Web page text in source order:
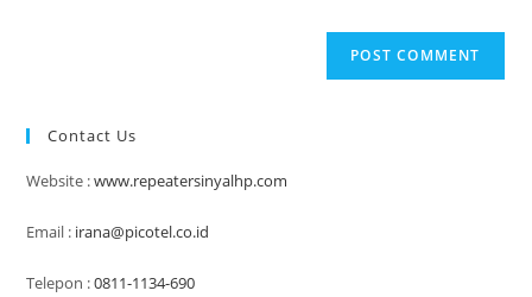
Contact Us
Website :www.repeatersinyalhp.com
Email : irana@picotel.co.id
Telepon :0811-1134-690